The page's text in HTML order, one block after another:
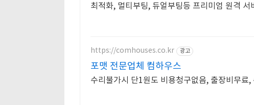
최적화, 멀티부팅, 듀얼부팅등 프리미엄 원격
https://comhouses.co.kr 광고
포맷 전문업체 컴하우스
수리불가시 단1원도 비용청구없음, 출장비무료